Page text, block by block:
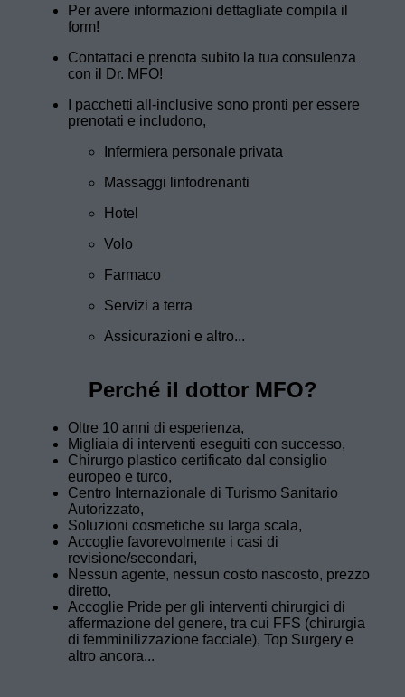
Per avere informazioni dettagliate compila il
form!
Contattaci e prenota subito la tua consulenza
con il Dr. MFO!
I pacchetti all-inclusive sono pronti per essere
prenotati e includono,
Infermiera personale privata
Massaggi linfodrenanti
Hotel
Volo
Farmaco
Servizi a terra
Assicurazioni e altro...
Perché il dottor MFO?
Oltre 10 anni di esperienza,
Migliaia di interventi eseguiti con successo,
Chirurgo plastico certificato dal consiglio
europeo e turco,
Centro Internazionale di Turismo Sanitario
Autorizzato,
Soluzioni cosmetiche su larga scala,
Accoglie favorevolmente i casi di
revisione/secondari,
Nessun agente, nessun costo nascosto, prezzo
diretto,
Accoglie Pride per gli interventi chirurgici di
affermazione del genere, tra cui FFS (chirurgia
di femminilizzazione facciale), Top Surgery e
altro ancora...